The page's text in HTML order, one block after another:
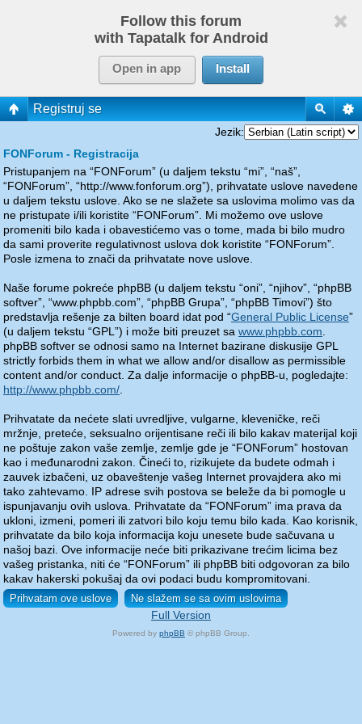
Follow this forum
with Tapatalk for Android
Open in app Install
Registruj se
Jezik:
FONForum - Registracija
Pristupanjem na “FONForum” (u daljem tekstu “mi”, “naš”,
“FONForum”, “http://www.fonforum.org”), prihvatate uslove navedene
u daljem tekstu uslove. Ako se ne slažete sa uslovima molimo vas da
ne pristupate i/ili koristite “FONForum”. Mi možemo ove uslove
promeniti bilo kada i obavestićemo vas o tome, mada bi bilo mudro
da sami proverite regulativnost uslova dok koristite “FONForum”.
Posle izmena to znači da prihvatate nove uslove.
Naše forume pokreće phpBB (u daljem tekstu “oni”, “njihov”, “phpBB
softver”, “www.phpbb.com”, “phpBB Grupa”, “phpBB Timovi”) što
predstavlja rešenje za bilten board idat pod “General Public License”
(u daljem tekstu “GPL”) i može biti preuzet sa www.phpbb.com
phpBB softver se odnosi samo na Internet bazirane diskusije GPL
strictly forbids them in what we allow and/or disallow as permissible
content and/or conduct. Za dalje informacije o phpBB-u, pogledajte:
http://www.phpbb.com/
Prihvatate da nećete slati uvredljive, vulgarne, kleveničke, reči
mržnje, preteće, seksualno orijentisane reči ili bilo kakav materijal koji
ne poštuje zakon vaše zemlje, zemlje gde je “FONForum” hostovan
kao i međunarodni zakon. Čineći to, rizikujete da budete odmah i
zauvek izbačeni, uz obaveštenje vašeg Internet provajdera ako mi
tako zahtevamo. IP adrese svih postova se beleže da bi pomogle u
ispunjavanju ovih uslova. Prihvatate da “FONForum” ima prava da
ukloni, izmeni, pomeri ili zatvori bilo koju temu bilo kada. Kao korisnik,
prihvatate da bilo koja informacija koju unesete bude sačuvana u
našoj bazi. Ove informacije neće biti prikazivane trećim licima bez
vašeg pristanka, niti će “FONForum” ili phpBB biti odgovoran za bilo
kakav hakerski pokušaj da ovi podaci budu kompromitovani.
Full Version
Powered by phpBB © phpBB Group.